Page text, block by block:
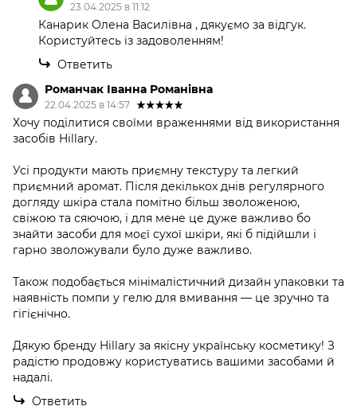
23.04.2025 в 11:12
Канарик Олена Василівна , дякуємо за відгук.
Користуйтесь із задоволенням!
Ответить
Романчак Іванна Романівна
22.04.2025 в 14:57
Хочу поділитися своїми враженнями від використання
засобів Hillary.
Усі продукти мають приємну текстуру та легкий
приємний аромат. Після декількох днів регулярного
догляду шкіра стала помітно більш зволоженою,
свіжою та сяючою, і для мене це дуже важливо бо
знайти засоби для моєї сухої шкіри, які б підійшли і
гарно зволожували було дуже важливо.
Також подобається мінімалістичний дизайн упаковки та
наявність помпи у гелю для вмивання — це зручно та
гігієнічно.
Дякую бренду Hillary за якісну українську косметику! З
радістю продовжу користуватись вашими засобами й
надалі.
Ответить